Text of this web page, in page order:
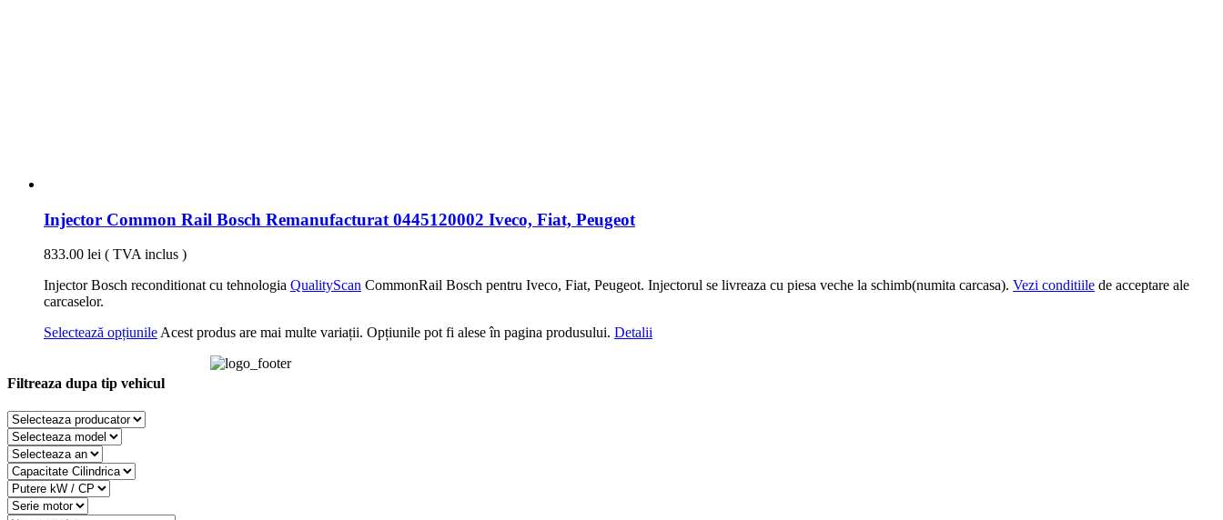
Injector Common Rail Bosch Remanufacturat 0445120002 Iveco, Fiat, Peugeot
833.00 lei ( TVA inclus )
Injector Bosch reconditionat cu tehnologia QualityScan CommonRail Bosch pentru Iveco, Fiat, Peugeot. Injectorul se livreaza cu piesa veche la schimb(numita carcasa). Vezi conditiile de acceptare ale
carcaselor.
Selectează opțiunileAcest produs are mai multe variații. Opțiunile pot fi alese în pagina produsului. Detalii
Filtreaza dupa tip vehicul